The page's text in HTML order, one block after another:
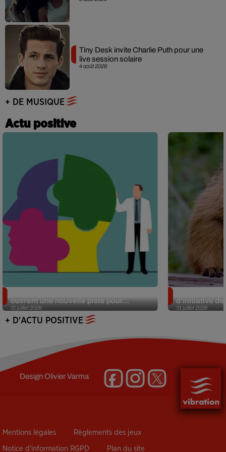
4 août 2026
Tiny Desk invite Charlie Puth pour une
live session solaire
+ DE MUSIQUE
Actu positive
31 juillet 2026
ouvrent une nouvelle piste pour...
31 juillet 2026
d’initiative
+ D'ACTU POSITIVE
DesignOlivier Varma
Mentions légales Règlements des jeux
Notice d’information RGPD Plan du site